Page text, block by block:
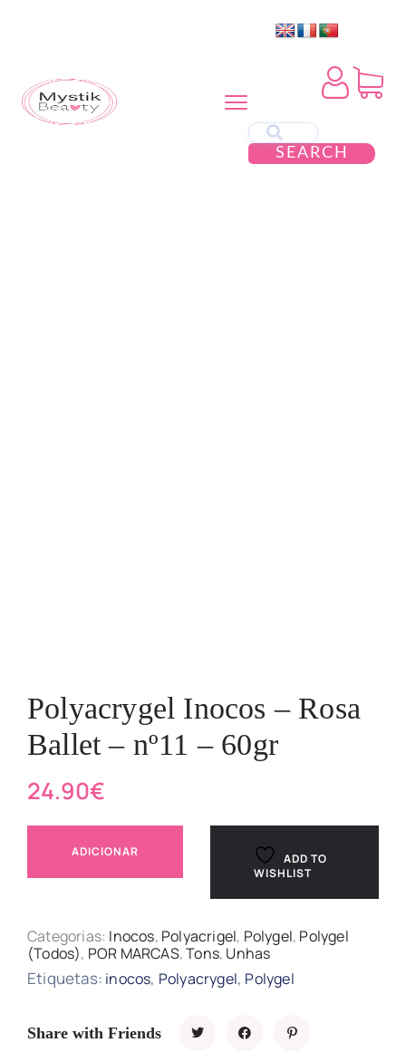
SEARCH
Polyacrygel Inocos – Rosa
Ballet – nº11 – 60gr
24.90€
ADICIONAR
ADD TO
WISHLIST
Categorias: Inocos, Polyacrigel, Polygel, Polygel
(Todos), POR MARCAS,Tons, Unhas
Etiquetas: inocos, Polyacrygel, Polygel
Share with Friends